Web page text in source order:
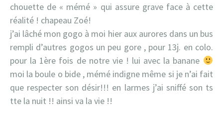
chouette de « mémé » qui assure grave face à cette
réalité ! chapeau Zoé!
j’ai lâché mon gogo à moi hier aux aurores dans un bus
rempli d’autres gogos un peu gore , pour 13j. en colo.
pour la 1ère fois de notre vie ! lui avec la banane
moi la boule o bide , mémé indigne même si je n’ai fait
que respecter son désir!!! en larmes j’ai sniffé son ts
tte la nuit !! ainsi va la vie !!